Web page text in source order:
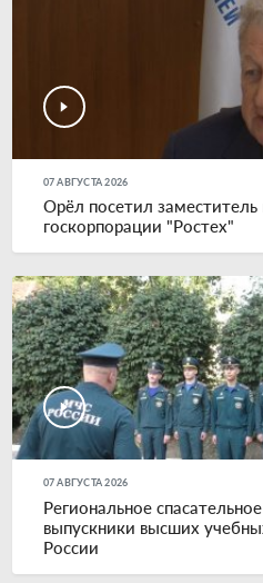
07 АВГУСТА 2026
Орёл посетил заместитель
госкорпорации "Ростех"
07 АВГУСТА 2026
Региональное
выпускники высших
России